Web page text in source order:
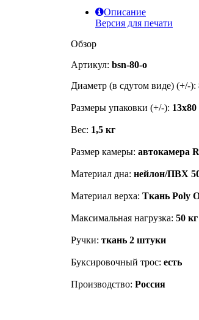
Описание
Версия для печати
Обзор
Артикул: bsn-80-o
Диаметр (в сдутом виде) (+/-):
Размеры упаковки (+/-):
Вес: 1,5 кг
Размер камеры: автокамера
Материал дна: нейлон/ПВХ
Материал верха: Ткань Poly
Максимальная нагрузка: 50 кг
Ручки: ткань 2 штуки
Буксировочный трос: есть
Производство: Россия